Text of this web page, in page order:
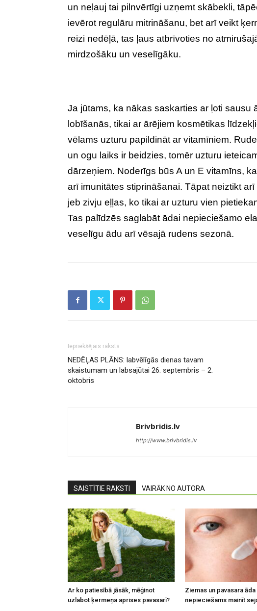
un neļauj tai pilnvērtīgi uzņemt skābekli,
ievērot regulāru mitrināšanu, bet arī veikt
reizi nedēļā, tas ļaus atbrīvoties no
mirdzošāku un veselīgāku.
Ja jūtams, ka nākas saskarties ar ļoti sausu
lobīšanās, tikai ar ārējiem kosmētikas
vēlams uzturu papildināt ar vitamīniem.
un ogu laiks ir beidzies, tomēr uzturu
dārzeņiem. Noderīgs būs A un E vitamīns,
arī imunitātes stiprināšanai. Tāpat neiztikt
jeb zivju eļļas, ko tikai ar uzturu vien
Tas palīdzēs saglabāt ādai nepieciešamo
veselīgu ādu arī vēsajā rudens sezonā.
Iepriekšējais raksts
NEDĒĻAS PLĀNS: labvēlīgās dienas tavam
skaistumam un labsajūtai 26. septembris – 2.
oktobris
Brivbridis.lv
http://www.brivbridis.lv
SAISTĪTIE RAKSTI VAIRĀK NO AUTORA
Ar ko patiesībā jāsāk, mēģinot
uzlabot ķermeņa aprises pavasarī?
Ziemas un pavasara āda
nepieciešams mainīt